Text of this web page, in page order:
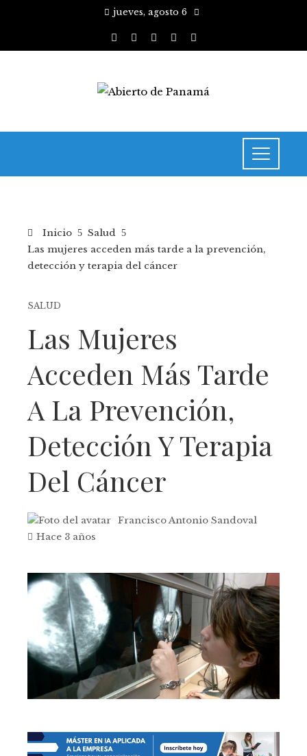
jueves, agosto 6
Inicio
Salud
Las mujeres acceden más tarde a la prevención,
detección y terapia del cáncer
SALUD
Las Mujeres
Acceden Más Tarde
A La Prevención,
Detección Y Terapia
Del Cáncer
Francisco Antonio Sandoval
Hace 3 años